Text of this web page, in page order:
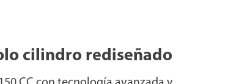
cilindro rediseñado